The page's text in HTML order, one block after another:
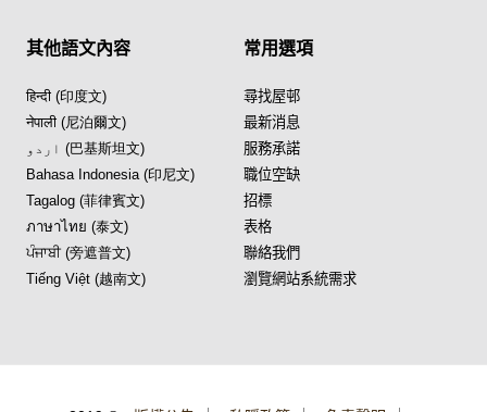
其他語文內容
हिन्दी (印度文)
नेपाली (尼泊爾文)
اردو (巴基斯坦文)
Bahasa Indonesia (印尼文)
Tagalog (菲律賓文)
ภาษาไทย (泰文)
ਪੰਜਾਬੀ (旁遮普文)
Tiếng Việt (越南文)
常用選項
尋找屋邨
最新消息
服務承諾
職位空缺
招標
表格
聯絡我們
瀏覽網站系統需求